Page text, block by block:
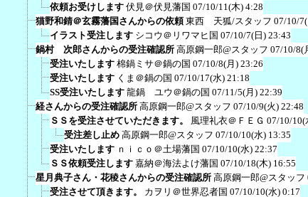
依頼お受けします 伏見＠伏見藩国 07/10/11(木) 4:28
猫野和錆＠玄霧藩国さんからの依頼 東西 天狐/スタッフ 07/10/
イラスト受注します シコウ＠リワマヒ国 07/10/7(日) 23:43
鍋村 次郎さんからの受注確認所 高原鋼一郎@スタッフ 07/10/8(
受注いたします 棉鍋ミサ＠鍋の国 07/10/8(月) 23:26
受注いたします くま＠鍋の国 07/10/17(水) 21:18
SS受注いたします 龍鍋 ユウ＠鍋の国 07/11/5(月) 22:39
経さんからの受注確認所 高原鋼一郎@スタッフ 07/10/9(火) 22:48
ＳＳを受注させていただきます。
風理礼衣＠ＦＥＧ 07/10/10(
受注差し止め 高原鋼一郎@スタッフ 07/10/10(水) 13:35
受注いたします ｎｉｃｏ＠土場藩国 07/10/10(水) 22:37
ＳＳ依頼受注します 嘉納＠海法よけ藩国 07/10/18(木) 16:55
星月典子さん・花稜さんからの受注確認所 高原鋼一郎@スタッフ
受注させて頂きます。
カヲリ＠世界忍者国 07/10/10(水) 0:17